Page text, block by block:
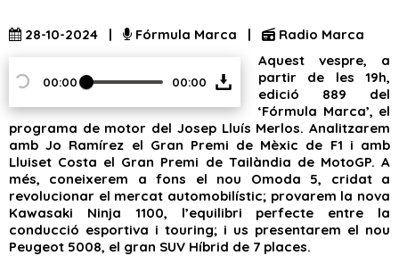
28-10-2024 | Fórmula Marca | Radio Marca
00:00 00:00
Aquest vespre, a
partir de les 19h,
edició 889 del
‘Fórmula Marca’, el
programa de motor del Josep Lluís Merlos. Analitzarem
amb Jo Ramírez el Gran Premi de Mèxic de F1 i amb
Lluiset Costa el Gran Premi de Tailàndia de MotoGP. A
més, coneixerem a fons el nou Omoda 5, cridat a
revolucionar el mercat automobilístic; provarem la nova
Kawasaki Ninja 1100, l’equilibri perfecte entre la
conducció esportiva i touring; i us presentarem el nou
Peugeot 5008, el gran SUV Híbrid de 7 places.